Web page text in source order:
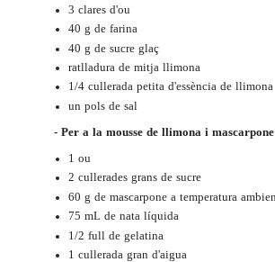
3 clares d'ou
40 g de farina
40 g de sucre glaç
ratlladura de mitja llimona
1/4 cullerada petita d'essència de llimona
un pols de sal
- Per a la mousse de llimona i
1 ou
2 cullerades grans de sucre
60 g de mascarpone a temperatura
75 mL de nata líquida
1/2 full de gelatina
1 cullerada gran d'aigua